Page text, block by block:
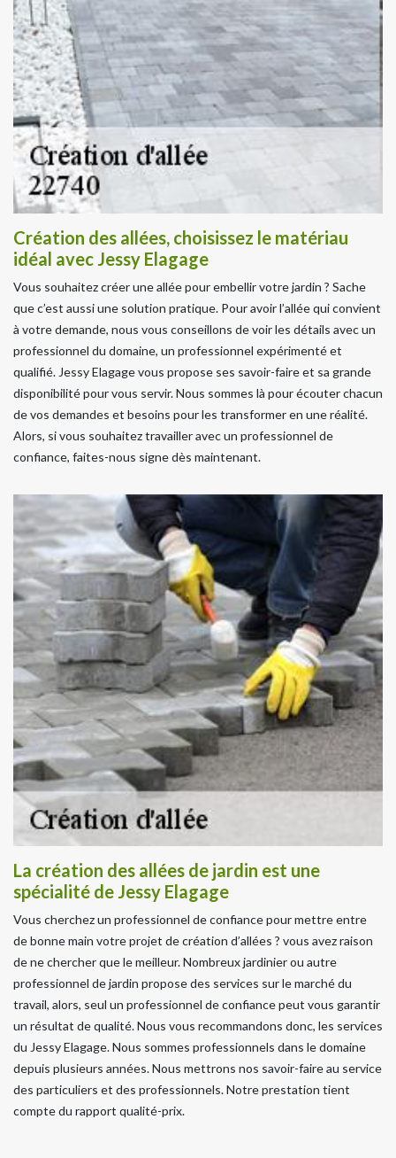
Création des allées, choisissez le matériau
idéal avec Jessy Elagage
Vous souhaitez créer une allée pour embellir votre jardin ? Sache
que c’est aussi une solution pratique. Pour avoir l’allée qui convient
à votre demande, nous vous conseillons de voir les détails avec un
professionnel du domaine, un professionnel expérimenté et
qualifié. Jessy Elagage vous propose ses savoir-faire et sa grande
disponibilité pour vous servir. Nous sommes là pour écouter chacun
de vos demandes et besoins pour les transformer en une réalité.
Alors, si vous souhaitez travailler avec un professionnel de
confiance, faites-nous signe dès maintenant.
La création des allées de jardin est une
spécialité de Jessy Elagage
Vous cherchez un professionnel de confiance pour mettre entre
de bonne main votre projet de création d’allées ? vous avez raison
de ne chercher que le meilleur. Nombreux jardinier ou autre
professionnel de jardin propose des services sur le marché du
travail, alors, seul un professionnel de confiance peut vous garantir
un résultat de qualité. Nous vous recommandons donc, les services
du Jessy Elagage. Nous sommes professionnels dans le domaine
depuis plusieurs années. Nous mettrons nos savoir-faire au service
des particuliers et des professionnels. Notre prestation tient
compte du rapport qualité-prix.